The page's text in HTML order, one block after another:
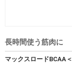
長時間使う筋肉に
マックスロードBCAA